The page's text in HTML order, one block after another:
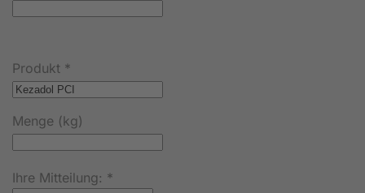
Produkt *
Menge (kg)
Ihre Mitteilung: *